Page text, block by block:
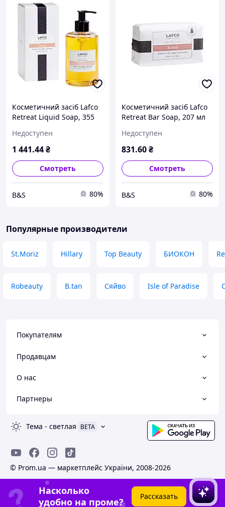
Косметичний засіб Lafco
Retreat Liquid Soap, 355
Недоступен
1 441.44₴
Смотреть
B&S 80%
Косметичний засіб Lafco
Retreat Bar Soap, 207 мл
Недоступен
831.60₴
Смотреть
B&S 80%
Популярные производители
St.Moriz Hillary Top Beauty БИОКОН
Robeauty B.tan Сяйво Isle of Paradise
Покупателям
Продавцам
О нас
Партнеры
Тема - светлая BETA
© Prom.ua — маркетплейс України, 2008-2026
Насколько
удобно на проме?
Рассказать